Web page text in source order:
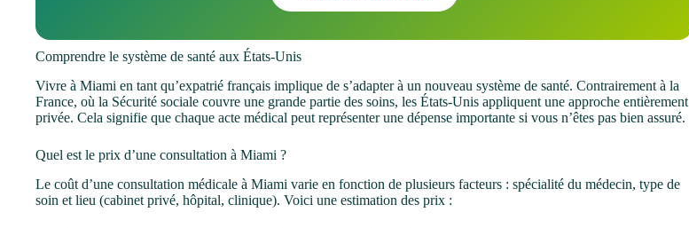
Comprendre le système de santé aux États-Unis
Vivre à Miami en tant qu’expatrié français implique de s’adapter à un nouveau système de santé. Contrairement à la
France, où la Sécurité sociale couvre une grande partie des soins, les États-Unis appliquent une approche entièrement
privée. Cela signifie que chaque acte médical peut représenter une dépense importante si vous n’êtes pas bien assuré.
Quel est le prix d’une consultation à Miami ?
Le coût d’une consultation médicale à Miami varie en fonction de plusieurs facteurs : spécialité du médecin, type de
soin et lieu (cabinet privé, hôpital, clinique). Voici une estimation des prix :